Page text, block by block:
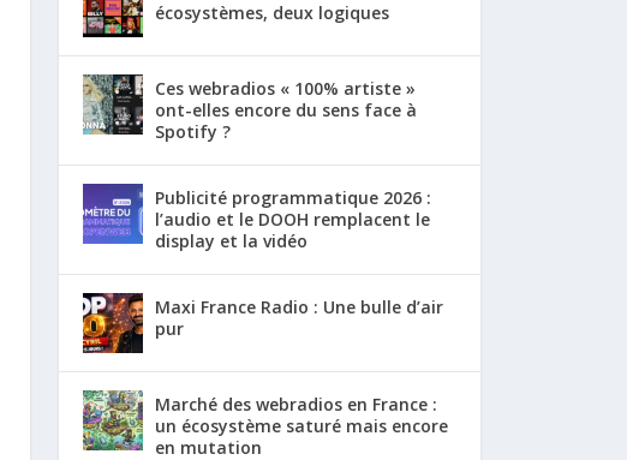
écosystèmes, deux logiques
Ces webradios « 100% artiste »
ont-elles encore du sens face à
Spotify ?
Publicité programmatique 2026 :
l’audio et le DOOH remplacent le
display et la vidéo
Maxi France Radio : Une bulle d’air
pur
Marché des webradios en France :
un écosystème saturé mais encore
en mutation